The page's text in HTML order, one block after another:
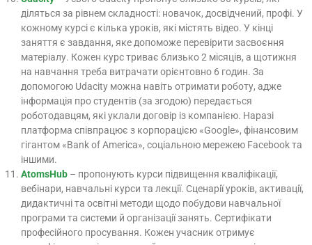
діляться за рівнем складності: новачок, досвідчений, профі. У
кожному курсі є кілька уроків, які містять відео. У кінці
заняття є завдання, яке допоможе перевірити засвоєння
матеріалу. Кожен курс триває близько 2 місяців, а щотижня
на навчання треба витрачати орієнтовно 6 годин. За
допомогою Udacity можна навіть отримати роботу, адже
інформація про студентів (за згодою) передається
роботодавцям, які уклали договір із компанією. Наразі
платформа співпрацює з корпорацією «Google», фінансовим
гігантом «Bank of America», соціальною мережею Facebook та
іншими.
AtomsHub – пропонують курси підвищення кваліфікації,
вебінари, навчальні курси та лекції. Сценарії уроків, активації,
дидактичні та освітні методи щодо побудови навчальної
програми та системи й організації занять. Сертифікати
професійного просування. Кожен учасник отримує